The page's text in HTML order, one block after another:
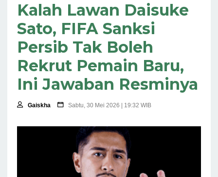
Kalah Lawan Daisuke
Sato, FIFA Sanksi
Persib Tak Boleh
Rekrut Pemain Baru,
Ini Jawaban Resminya
Gaiskha Sabtu, 30 Mei 2026 | 19:32 WIB